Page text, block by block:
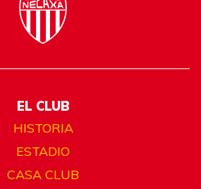
EL CLUB
HISTORIA
ESTADIO
CASA CLUB